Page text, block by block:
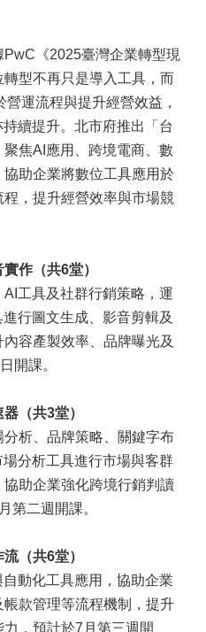
《2025臺灣企業轉型現
型不再只是導入工具，而
運流程與提升經營效益，
續提升。北市府推出「台
焦AI應用、跨境電商、數
助企業將數位工具應用於
，提升經營效率與市場競
實作（共6堂）
工具及社群行銷策略，運
行圖文生成、影音剪輯及
容產製效率、品牌曝光及
開課。
器（共3堂）
析、品牌策略、關鍵字布
分析工具進行市場與客群
助企業強化跨境行銷判讀
第二週開課。
流（共6堂）
動化工具應用，協助企業
款管理等流程機制，提升
，預計於7月第三週開